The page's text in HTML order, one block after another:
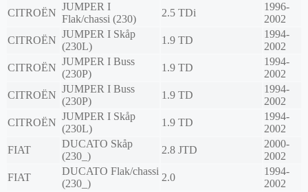
CITROËN
JUMPER I
Flak/chassi (230)
2.5 TDi
1996-
2002
CITROËN
JUMPER I Skåp
(230L)
1.9 TD
1994-
2002
CITROËN
JUMPER I Buss
(230P)
1.9 TD
1994-
2002
CITROËN
JUMPER I Buss
(230P)
1.9 TD
1994-
2002
CITROËN
JUMPER I Skåp
(230L)
1.9 TD
1994-
2002
FIAT
DUCATO Skåp
(230_)
2.8 JTD
2000-
2002
FIAT
DUCATO Flak/chassi
(230_)
2.0
1994-
2002